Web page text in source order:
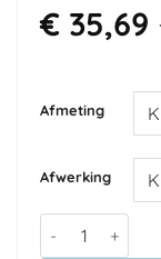
€35,69
Afmeting
Afwerking
Fotobehang -